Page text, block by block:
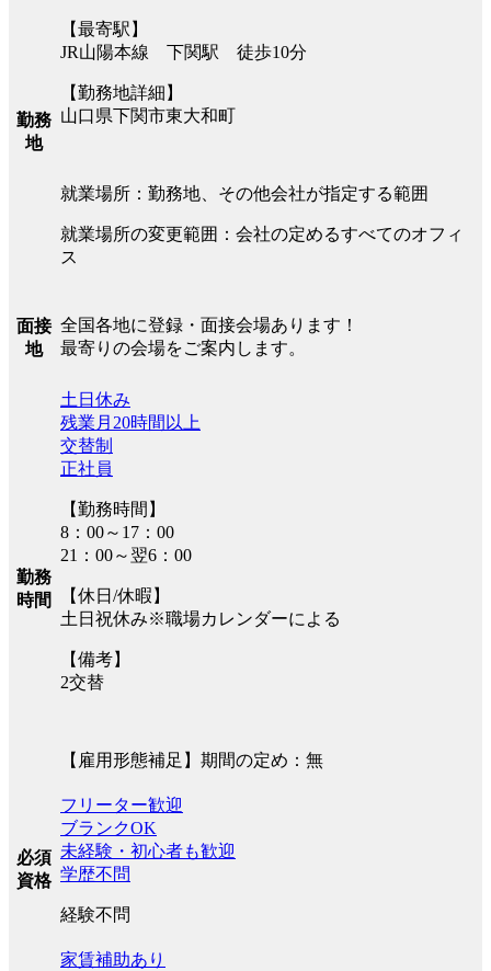
勤務
地
【最寄駅】
JR山陽本線 下関駅 徒歩10分
【勤務地詳細】
山口県下関市東大和町
就業場所：勤務地、その他会社が指定する範囲
就業場所の変更範囲：会社の定めるすべてのオフィ
ス
面接
地
全国各地に登録・面接会場あります！
最寄りの会場をご案内します。
勤務
時間
土日休み
残業月20時間以上
交替制
正社員
【勤務時間】
8：00～17：00
21：00～翌6：00
【休日/休暇】
土日祝休み※職場カレンダーによる
【備考】
2交替
【雇用形態補足】期間の定め：無
必須
資格
フリーター歓迎
ブランクOK
未経験・初心者も歓迎
学歴不問
経験不問
家賃補助あり